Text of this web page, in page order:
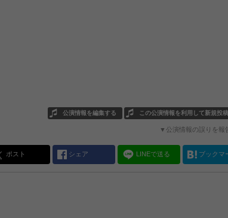
この公演情報を利用して新規投
公演情報を編集する
▼公演情報の誤りを報
ポスト シェア LINEで送る ブックマ